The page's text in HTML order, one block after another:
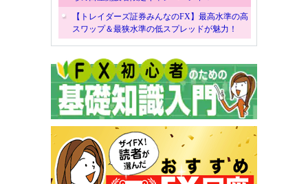
【トレイダーズ証券みんなのFX】最高水準の高
スワップ＆最狭水準の低スプレッドが魅力！